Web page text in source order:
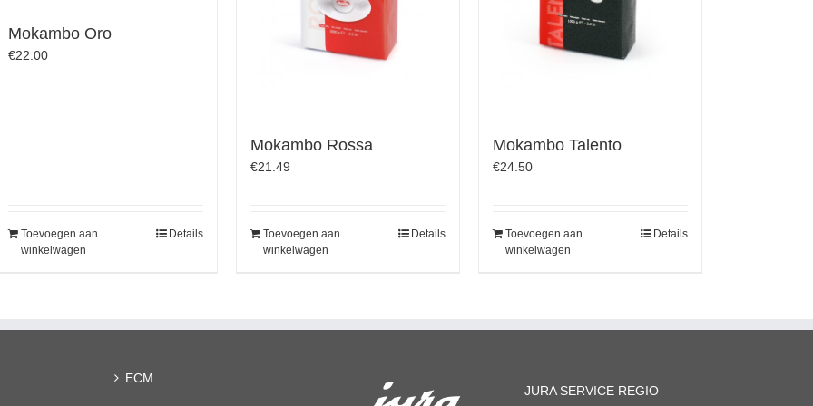
Mokambo Oro
€22.00
Toevoegen aan
winkelwagen
Details
Mokambo Rossa
€21.49
Toevoegen aan
winkelwagen
Details
Mokambo Talento
€24.50
Toevoegen aan
winkelwagen
Details
ECM
JURA SERVICE REGIO